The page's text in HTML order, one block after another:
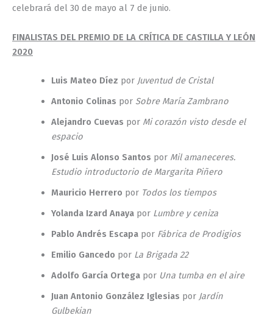
celebrará del 30 de mayo al 7 de junio.
FINALISTAS DEL PREMIO DE LA CRÍTICA DE CASTILLA Y LEÓN
2020
Luis Mateo Díez por Juventud de Cristal
Antonio Colinas por Sobre María Zambrano
Alejandro Cuevas por Mi corazón visto desde el
espacio
José Luis Alonso Santos porMil amaneceres.
Estudio introductorio de Margarita Piñero
Mauricio Herrero por Todos los tiempos
Yolanda Izard Anayapor Lumbre y ceniza
Pablo Andrés Escapapor Fábrica de Prodigios
Emilio Gancedo por La Brigada 22
Adolfo García Ortegapor Una tumba en el aire
Juan Antonio González Iglesias por Jardín
Gulbekian